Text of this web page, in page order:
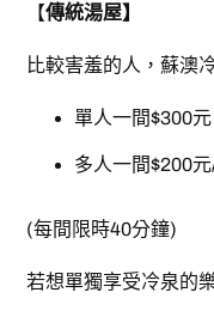
【傳統湯屋】
比較害羞的人，蘇澳
單人一間$300元
多人一間$200元
(每間限時40分鐘)
若想單獨享受冷泉的